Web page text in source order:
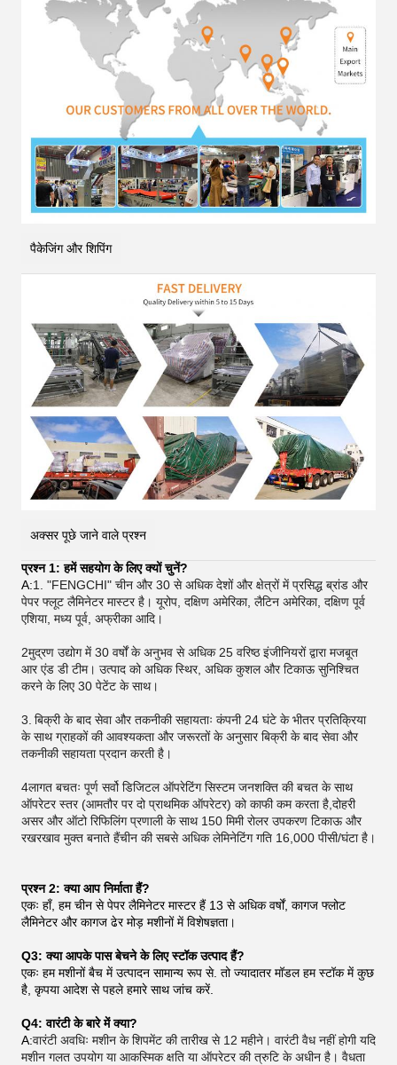
पैकेजिंग और शिपिंग
अक्सर पूछे जाने वाले प्रश्न
प्रश्न 1: हमें सहयोग के लिए क्यों चुनें?
A:1. "FENGCHI" चीन और 30 से अधिक देशों और क्षेत्रों में प्रसिद्ध ब्रांड और
पेपर फ्लूट लैमिनेटर मास्टर है। यूरोप, दक्षिण अमेरिका, लैटिन अमेरिका, दक्षिण पूर्व
एशिया, मध्य पूर्व, अफ्रीका आदि।
2मुद्रण उद्योग में 30 वर्षों के अनुभव से अधिक 25 वरिष्ठ इंजीनियरों द्वारा मजबूत
आर एंड डी टीम। उत्पाद को अधिक स्थिर, अधिक कुशल और टिकाऊ सुनिश्चित
करने के लिए 30 पेटेंट के साथ।
3. बिक्री के बाद सेवा और तकनीकी सहायताः कंपनी 24 घंटे के भीतर प्रतिक्रिया
के साथ ग्राहकों की आवश्यकता और जरूरतों के अनुसार बिक्री के बाद सेवा और
तकनीकी सहायता प्रदान करती है।
4लागत बचतः पूर्ण सर्वो डिजिटल ऑपरेटिंग सिस्टम जनशक्ति की बचत के साथ
ऑपरेटर स्तर (आमतौर पर दो प्राथमिक ऑपरेटर) को काफी कम करता है,दोहरी
असर और ऑटो रिफिलिंग प्रणाली के साथ 150 मिमी रोलर उपकरण टिकाऊ और
रखरखाव मुक्त बनाते हैंचीन की सबसे अधिक लेमिनेटिंग गति 16,000 पीसी/घंटा है।
प्रश्न 2: क्या आप निर्माता हैं?
एकः हाँ, हम चीन से पेपर लैमिनेटर मास्टर हैं 13 से अधिक वर्षों, कागज फ्लोट
लैमिनेटर और कागज ढेर मोड़ मशीनों में विशेषज्ञता।
Q3: क्या आपके पास बेचने के लिए स्टॉक उत्पाद हैं?
एकः हम मशीनों बैच में उत्पादन सामान्य रूप से. तो ज्यादातर मॉडल हम स्टॉक में कुछ
है, कृपया आदेश से पहले हमारे साथ जांच करें.
Q4: वारंटी के बारे में क्या?
A:वारंटी अवधिः मशीन के शिपमेंट की तारीख से 12 महीने। वारंटी वैध नहीं होगी यदि
मशीन गलत उपयोग या आकस्मिक क्षति या ऑपरेटर की त्रुटि के अधीन है। वैधता